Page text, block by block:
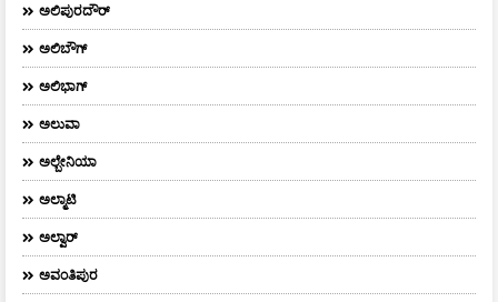
ಅಲಿಪುರದೌರ್‌
ಅಲಿಬೌಗ್
ಅಲಿಭಾಗ್
ಅಲುವಾ
ಅಲ್ಬೇನಿಯಾ
ಅಲ್ಮಾಟಿ
ಅಲ್ವಾರ್
ಅವಂತಿಪುರ